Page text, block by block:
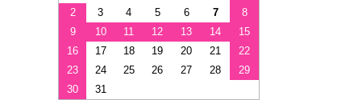
2
3 4 5 6 7
8
9
10 11 12 13 14
15
16
17 18 19 20 21
22
23
24 25 26 27 28
29
30
31